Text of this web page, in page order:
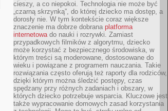
cieszy, a co niepokoi. Technologia nie może być
„czarną skrzynką”, do której dziecko ma dostęp, a
dorosły nie. W tym kontekście coraz większe
znaczenie ma dobrze dobrana platforma
internetowado nauki i rozrywki. Zamiast
przypadkowych filmików z algorytmu, dziecko
może korzystać z bezpiecznego środowiska, w
którym treści są moderowane, dostosowane do
wieku i powiązane z programem nauczania. Takie
rozwiązania często oferują też raporty dla rodziców,
dzięki którym można śledzić postępy, czas
spędzany przy różnych zadaniach i obszary, w
których dziecko potrzebuje wsparcia. Kluczowe jest
także wypracowanie domowych zasad korzystania